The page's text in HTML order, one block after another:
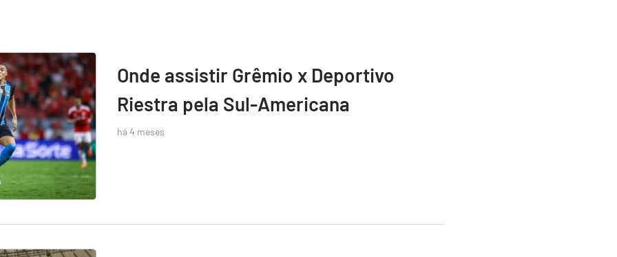
Onde assistir Grêmio x Deportivo
Riestra pela Sul-Americana
há 4 meses